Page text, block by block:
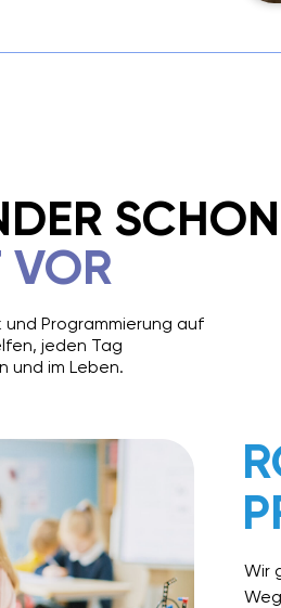
Wir
Programmierung auf
jeden Tag
und im Leben.
VOR